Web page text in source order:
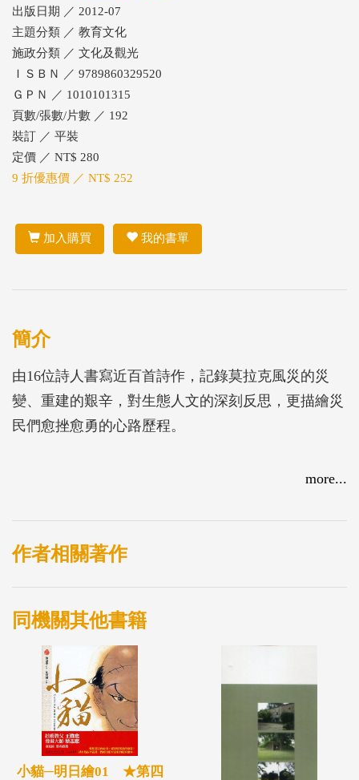
出版日期 ／ 2012-07
主題分類 ／ 教育文化
施政分類 ／ 文化及觀光
ＩＳＢＮ ／ 9789860329520
ＧＰＮ ／ 1010101315
頁數/張數/片數 ／ 192
裝訂 ／ 平裝
定價 ／ NT$ 280
9 折優惠價 ／ NT$ 252
加入購買 我的書單
簡介
由16位詩人書寫近百首詩作，記錄莫拉克風災的災
變、重建的艱辛，對生態人文的深刻反思，更描繪災
民們愈挫愈勇的心路歷程。
more...
作者相關著作
同機關其他書籍
小貓─明日繪01 ★第四